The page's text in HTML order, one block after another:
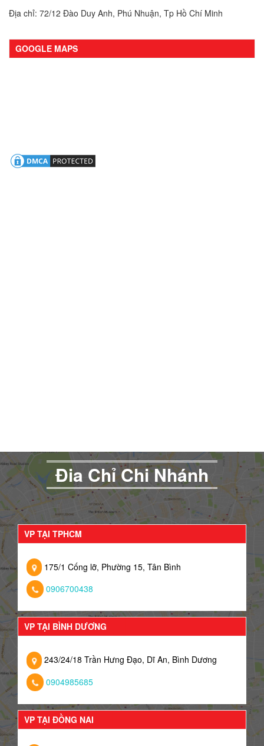
Địa chỉ: 72/12 Đào Duy Anh, Phú Nhuận, Tp Hồ Chí Minh
GOOGLE MAPS
Đia Chỉ Chi Nhánh
VP TẠI TPHCM
175/1 Cống lỡ, Phường 15, Tân Bình
0906700438
VP TẠI BÌNH DƯƠNG
243/24/18 Trần Hưng Đạo, Dĩ An, Bình Dương
0904985685
VP TẠI ĐỒNG NAI